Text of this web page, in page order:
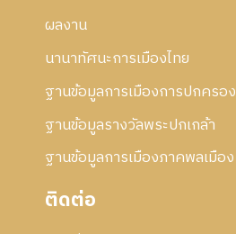
ผลงาน
นานาทัศนะการเมืองไทย
ฐานข้อมูลการเมืองการปกครอง
ฐานข้อมูลรางวัลพระปกเกล้า
ฐานข้อมูลการเมืองภาคพลเมือง
ติดต่อ